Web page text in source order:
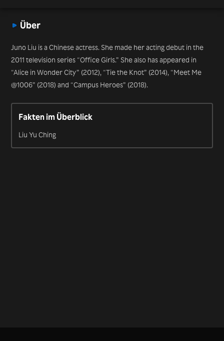
Über
Juno Liu is a Chinese actress. She made her acting debut in the
2011 television series “Office Girls.” She also has appeared in
“Alice in Wonder City” (2012), “Tie the Knot” (2014), “Meet Me
@1006” (2018) and “Campus Heroes” (2018).
Fakten im Überblick
Liu Yu Ching